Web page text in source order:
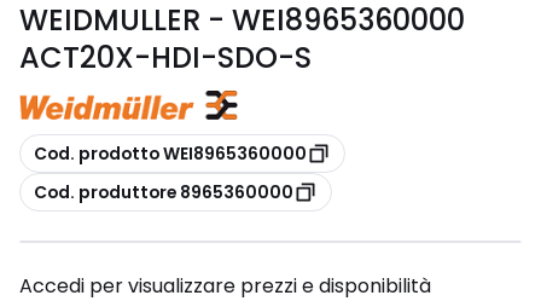
WEIDMULLER - WEI8965360000
ACT20X-HDI-SDO-S
copia
Cod. prodotto WEI8965360000
copia
Cod. produttore 8965360000
Accedi per visualizzare prezzi e disponibilità